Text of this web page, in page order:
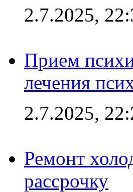
2.7.2025,
Прием
лечения
2.7.2025,
Ремонт
рассрочку